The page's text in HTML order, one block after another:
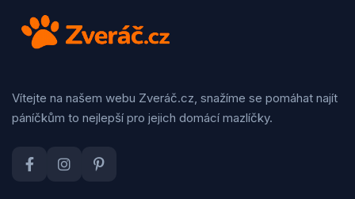
Vítejte na našem webu Zveráč.cz, snažíme se pomáhat najít
páníčkům to nejlepší pro jejich domácí mazlíčky.